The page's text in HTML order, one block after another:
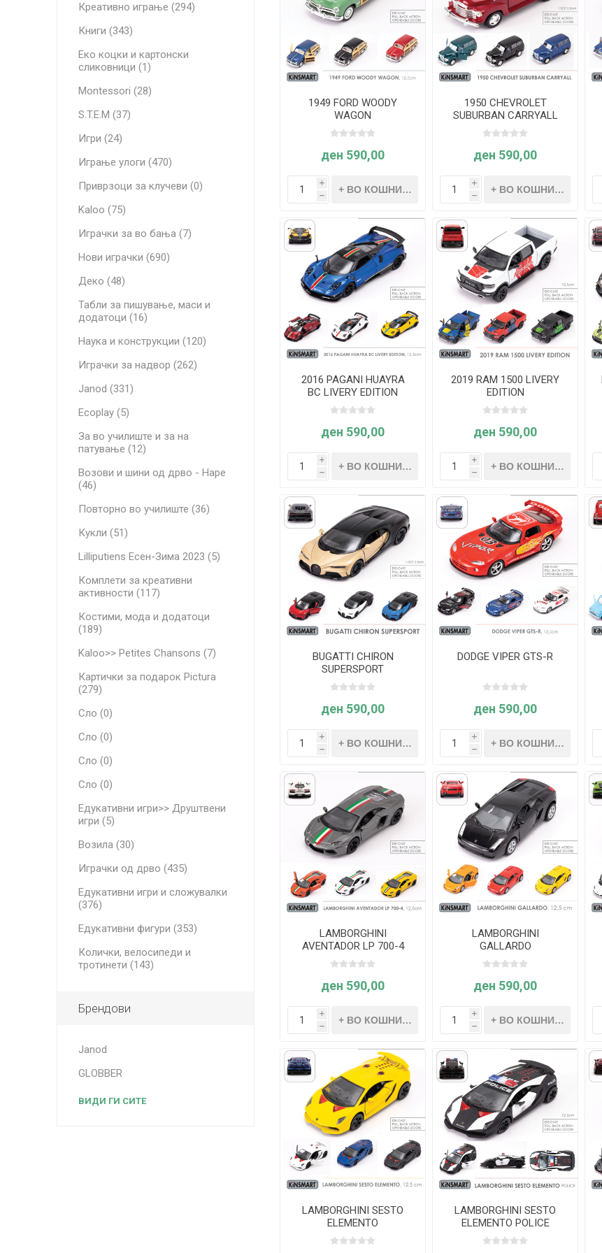
1949 FORD WOODY
WAGON
ден 590,00
i
h
1950 CHEVROLET
SUBURBAN CARRYALL
ден 590,00
i
h
2016 PAGANI HUAYRA
BC LIVERY EDITION
ден 590,00
i
h
2019 RAM 1500 LIVERY
EDITION
ден 590,00
i
h
BUGATTI CHIRON
SUPERSPORT
ден 590,00
i
h
DODGE VIPER GTS-R
ден 590,00
i
h
LAMBORGHINI
AVENTADOR LP 700-4
ден 590,00
i
h
LAMBORGHINI
GALLARDO
ден 590,00
i
h
LAMBORGHINI SESTO
ELEMENTO
LAMBORGHINI SESTO
ELEMENTO POLICE
Креативно играње (294)
Книги (343)
Еко коцки и картонски
сликовници (1)
Montessori (28)
S.T.E.M (37)
Игри (24)
Играње улоги (470)
Приврзоци за клучеви (0)
Kaloo (75)
Играчки за во бања (7)
Нови играчки (690)
Деко (48)
Табли за пишување, маси и
додатоци (16)
Наука и конструкции (120)
Играчки за надвор (262)
Janod (331)
Ecoplay (5)
За во училиште и за на
патување (12)
Возови и шини од дрво - Hape
(46)
Повторно во училиште (36)
Кукли (51)
Lilliputiens Есен-Зима 2023 (5)
Комплети за креативни
активности (117)
Костими, мода и додатоци
(189)
Kaloo>> Petites Chansons (7)
Картички за подарок Pictura
(279)
Сло (0)
Сло (0)
Сло (0)
Сло (0)
Едукативни игри>> Друштвени
игри (5)
Возила (30)
Играчки од дрво (435)
Едукативни игри и сложувалки
(376)
Едукативни фигури (353)
Колички, велосипеди и
тротинети (143)
Брендови
Janod
GLOBBER
ВИДИ ГИ СИТЕ